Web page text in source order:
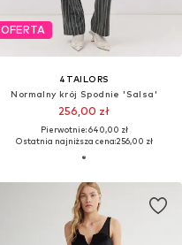
OFERTA
4TAILORS
Normalny krój Spodnie 'Salsa'
256,00 zł
Pierwotnie: 640,00 zł
Ostatnia najniższa cena:256,00 zł